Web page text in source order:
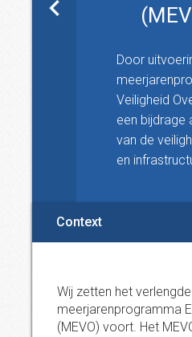
Door
Veiligheid
een bijdrage
van de
en
Context
Wij zetten het verlengde
meerjarenprogramma
(MEVO) voort. Het